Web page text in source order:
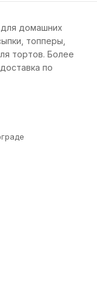
домашних
топперы,
тортов. Более
по